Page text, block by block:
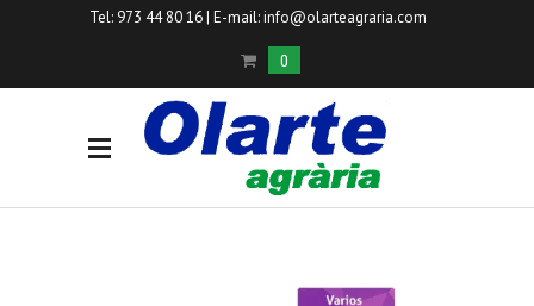
Tel: 973 44 80 16 | E-mail:info@olarteagraria.com
0